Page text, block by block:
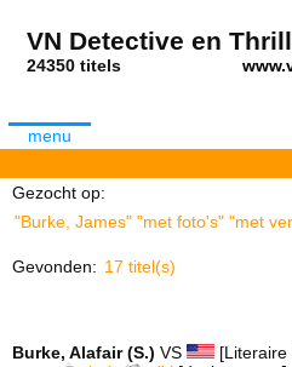
VN Detective en
24350 titels
menu
Gezocht op:
"Burke, James" "met foto's" "met
Gevonden: 17 titel(s)
Burke, Alafair (S.) VS [Literaire